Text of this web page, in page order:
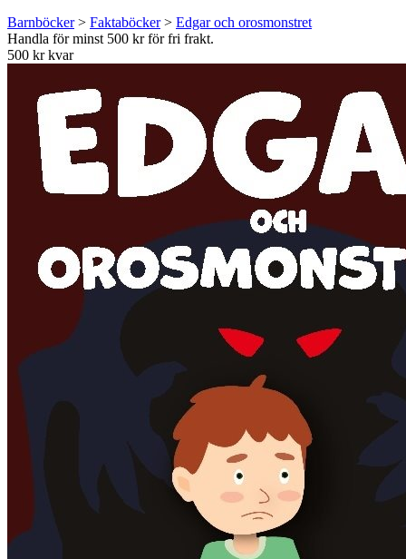
Barnböcker> Faktaböcker> Edgar och orosmonstret
Handla för minst 500 kr för fri frakt.
500 kr kvar